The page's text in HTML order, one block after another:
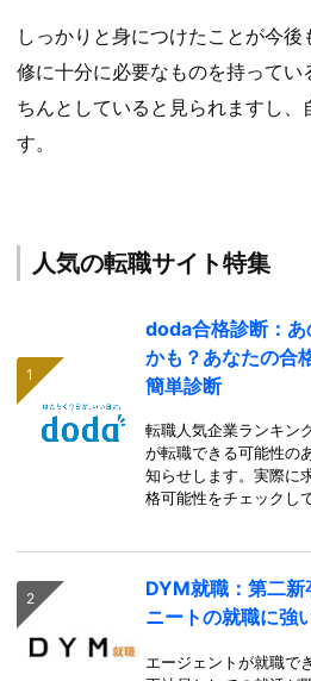
しっかりと身につけたことが今
修に十分に必要なものを持ってい
ちんとしていると見られますし、
す。
人気の転職サイト特集
doda合格診断：あ
かも？あなたの合
簡単診断
転職人気企業ランキン
が転職できる可能性の
知らせします。実際に
格可能性をチェックし
DYM就職：第二新
ニートの就職に強
エージェントが就職で